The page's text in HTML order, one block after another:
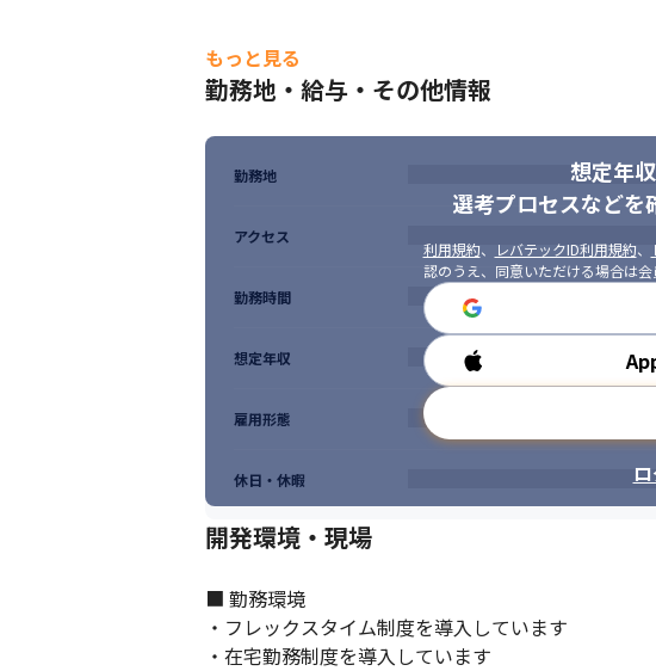
もっと見る
勤務地・給与・その他情報
想定年
選考プロセスなどを
利用規約、 レバテックID利用規約、
認のうえ、同意いただける場合は会
勤務地
アクセス
勤務時間
想定年収
雇用形態
休日・休暇
開発環境・現場
■ 勤務環境
・フレックスタイム制度を導入しています
・在宅勤務制度を導入しています